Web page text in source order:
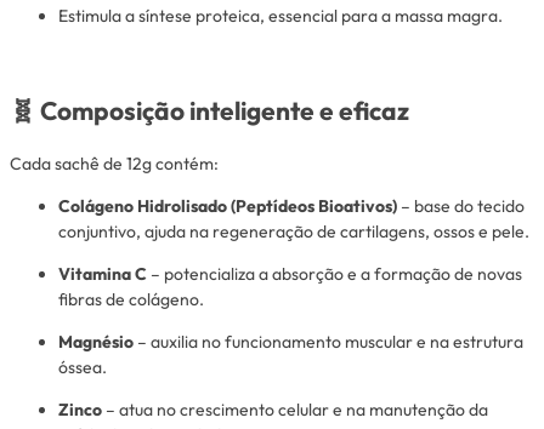
Estimula a síntese proteica, essencial para a massa magra.
🧬 Composição inteligente e eficaz
Cada sachê de 12g contém:
Colágeno Hidrolisado (Peptídeos Bioativos) – base do tecido
conjuntivo, ajuda na regeneração de cartilagens, ossos e pele.
Vitamina C – potencializa a absorção e a formação de novas
fibras de colágeno.
Magnésio – auxilia no funcionamento muscular e na estrutura
óssea.
Zinco – atua no crescimento celular e na manutenção da